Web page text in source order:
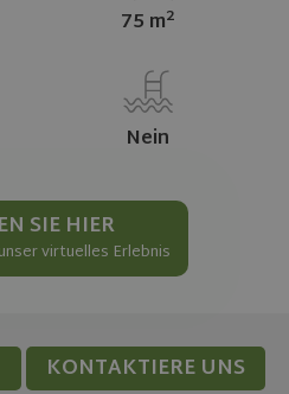
75 m2
Nein
SIE HIER
virtuelles Erlebnis
KONTAKTIERE UNS